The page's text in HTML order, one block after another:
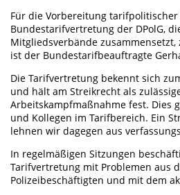
Für die Vorbereitung
Bundestarifvertretung der DPolG,
Mitgliedsverbände
ist der Bundestarifbeauftragte
Die Tarifvertretung bekennt sich
und hält am Streikrecht als
Arbeitskampfmaßnahme fest. Dies
und Kollegen im Tarifbereich. Ein
lehnen wir dagegen aus
In regelmäßigen Sitzungen
Tarifvertretung mit Problemen aus
Polizeibeschäftigten und mit dem